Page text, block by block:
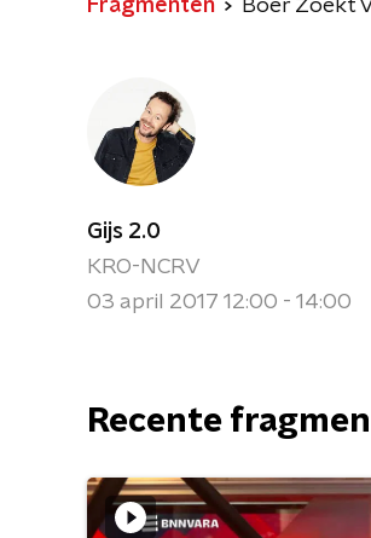
Fragmenten Boer Zoekt
Gijs 2.0
KRO-NCRV
03 april 2017 12:00 - 14:00
Recente